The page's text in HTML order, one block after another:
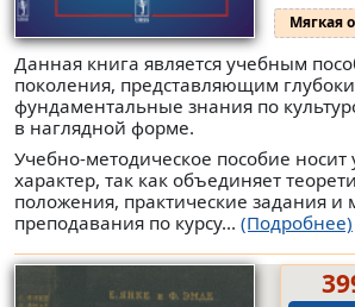
Мягкая
Данная книга является учебным
поколения, представляющим
фундаментальные знания по
в наглядной форме.
Учебно-методическое пособие
характер, так как объединяет
положения, практические задания и
преподавания по курсу... (Подробнее)